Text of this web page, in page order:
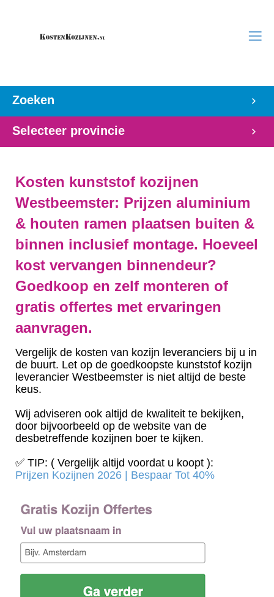
Zoeken
Selecteer provincie
Kosten kunststof kozijnen
Westbeemster: Prijzen aluminium
& houten ramen plaatsen buiten &
binnen inclusief montage. Hoeveel
kost vervangen binnendeur?
Goedkoop en zelf monteren of
gratis offertes met ervaringen
aanvragen.
Vergelijk de kosten van kozijn leveranciers bij u in
de buurt. Let op de goedkoopste kunststof kozijn
leverancier Westbeemster is niet altijd de beste
keus.
Wij adviseren ook altijd de kwaliteit te bekijken,
door bijvoorbeeld op de website van de
desbetreffende kozijnen boer te kijken.
✅ TIP: ( Vergelijk altijd voordat u koopt ):
Prijzen Kozijnen 2026 | Bespaar Tot 40%‎